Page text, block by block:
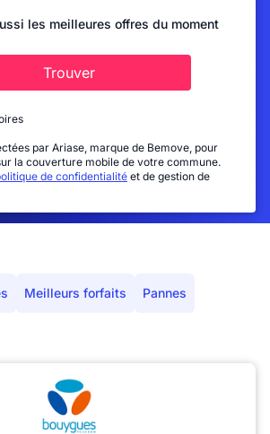
les meilleures offres du moment
Trouver
par Ariase, marque de Bemove, pour
la couverture mobile de votre commune.
de confidentialité et de gestion de
Meilleurs forfaits Pannes